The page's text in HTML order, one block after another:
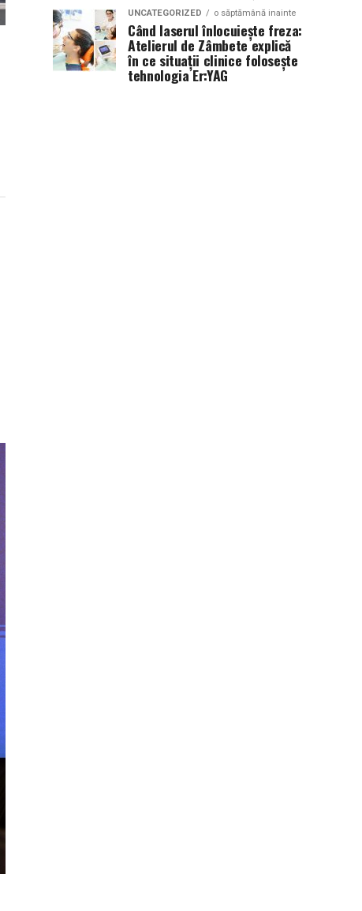
UNCATEGORIZED o săptămână inainte
Când laserul înlocuiește freza:
Atelierul de Zâmbete explică
în ce situații clinice folosește
tehnologia Er:YAG